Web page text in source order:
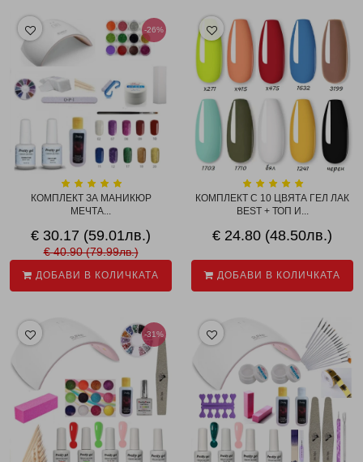
-26%
КОМПЛЕКТ ЗА МАНИКЮР
МЕЧТА...
€ 30.17 (59.01лв.)
€ 40.90 (79.99лв.)
ДОБАВИ В КОЛИЧКАТА
КОМПЛЕКТ С 10 ЦВЯТА ГЕЛ ЛАК
BEST + ТОП И...
€ 24.80 (48.50лв.)
ДОБАВИ В КОЛИЧКАТА
-31%